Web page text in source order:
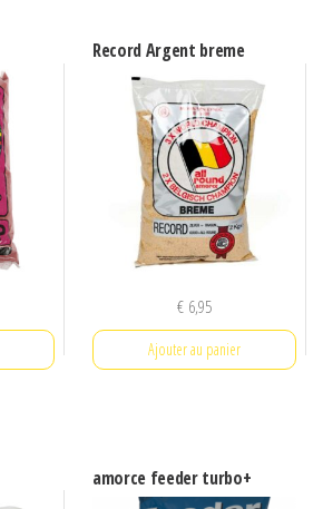
Record Argent breme
€ 6,95
Ajouter au panier
amorce feeder turbo+